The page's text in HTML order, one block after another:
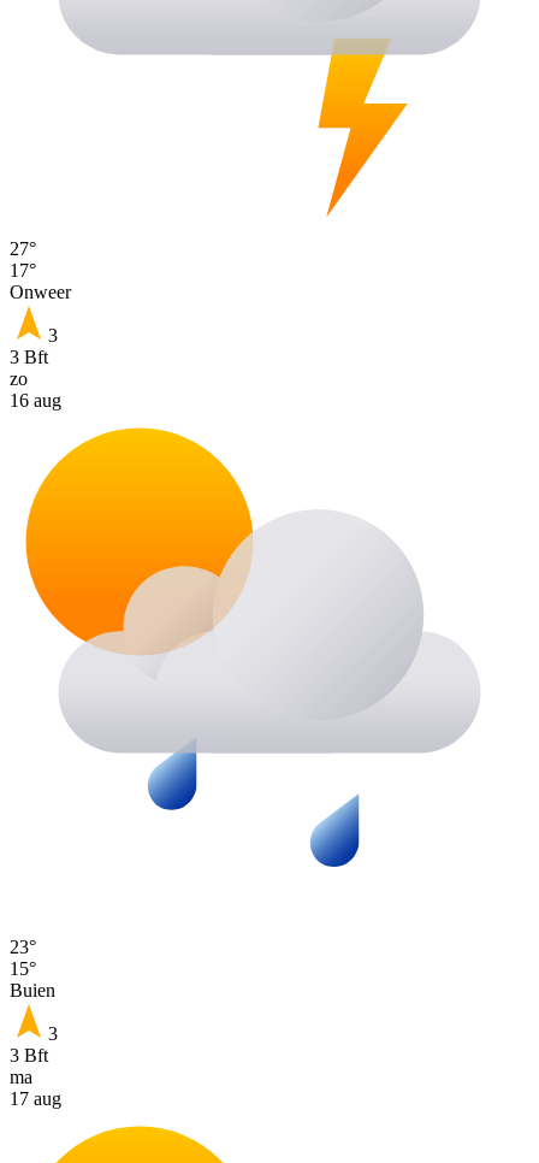
27°
17°
Onweer
3
3 Bft
zo
16 aug
23°
15°
Buien
3
3 Bft
ma
17 aug